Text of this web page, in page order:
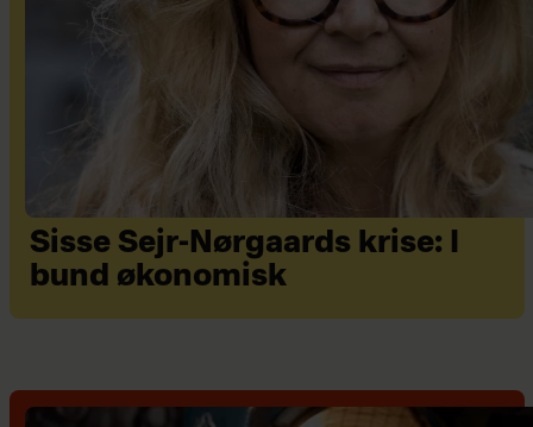
Sisse Sejr-Nørgaards krise: I
bund økonomisk